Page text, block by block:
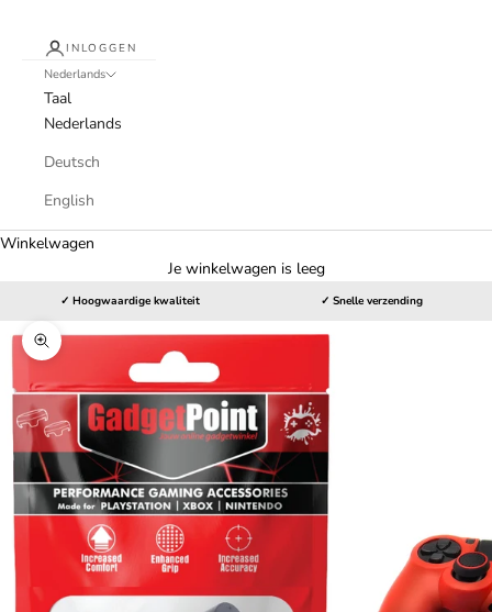
INLOGGEN
Nederlands
Taal
Nederlands
Deutsch
English
Winkelwagen
Je winkelwagen is leeg
✓ Hoogwaardige kwaliteit ✓ Snelle verzending
In-/uitzoomen